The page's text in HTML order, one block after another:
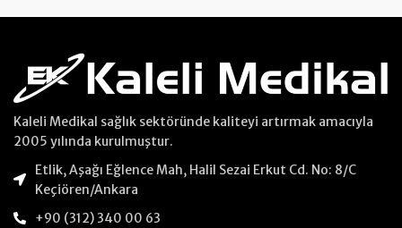
Kaleli Medikal sağlık sektöründe kaliteyi artırmak amacıyla
2005 yılında kurulmuştur.
Etlik, Aşağı Eğlence Mah, Halil Sezai Erkut Cd. No: 8/C
Keçiören/Ankara
+90 (312) 340 00 63